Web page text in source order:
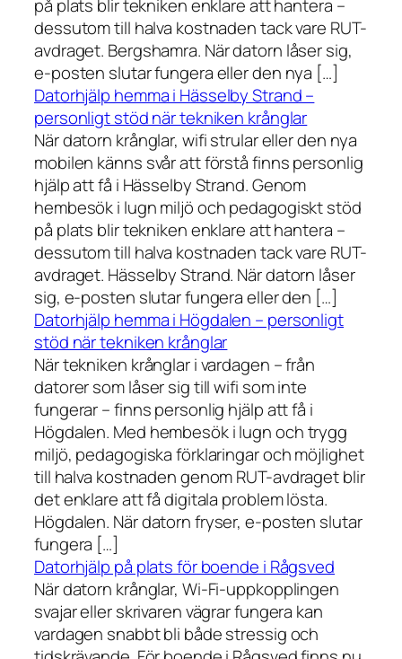
på plats blir tekniken enklare att hantera –
dessutom till halva kostnaden tack vare RUT-
avdraget. Bergshamra. När datorn låser sig,
e-posten slutar fungera eller den nya […]
Datorhjälp hemma i Hässelby Strand –
personligt stöd när tekniken krånglar
När datorn krånglar, wifi strular eller den nya
mobilen känns svår att förstå finns personlig
hjälp att få i Hässelby Strand. Genom
hembesök i lugn miljö och pedagogiskt stöd
på plats blir tekniken enklare att hantera –
dessutom till halva kostnaden tack vare RUT-
avdraget. Hässelby Strand. När datorn låser
sig, e-posten slutar fungera eller den […]
Datorhjälp hemma i Högdalen – personligt
stöd när tekniken krånglar
När tekniken krånglar i vardagen – från
datorer som låser sig till wifi som inte
fungerar – finns personlig hjälp att få i
Högdalen. Med hembesök i lugn och trygg
miljö, pedagogiska förklaringar och möjlighet
till halva kostnaden genom RUT-avdraget blir
det enklare att få digitala problem lösta.
Högdalen. När datorn fryser, e-posten slutar
fungera […]
Datorhjälp på plats för boende i Rågsved
När datorn krånglar, Wi-Fi-uppkopplingen
svajar eller skrivaren vägrar fungera kan
vardagen snabbt bli både stressig och